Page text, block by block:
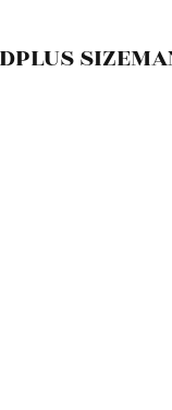
PLUS SIZE